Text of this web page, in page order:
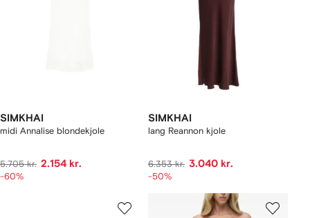
SIMKHAI
midi Annalise blondekjole
5.705 kr. 2.154 kr.
-60%
SIMKHAI
lang Reannon kjole
6.353 kr. 3.040 kr.
-50%